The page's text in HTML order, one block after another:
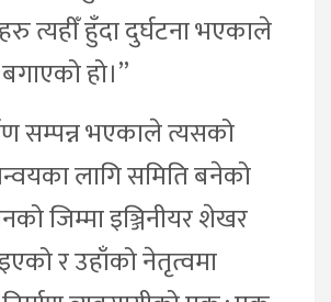
त्यहीँ हुँदा दुर्घटना भएकाले
हो।”
सम्पन्न भएकाले त्यसको
लागि समिति बनेको
जिम्मा इञ्जिनीयर शेखर
र उहाँको नेतृत्वमा